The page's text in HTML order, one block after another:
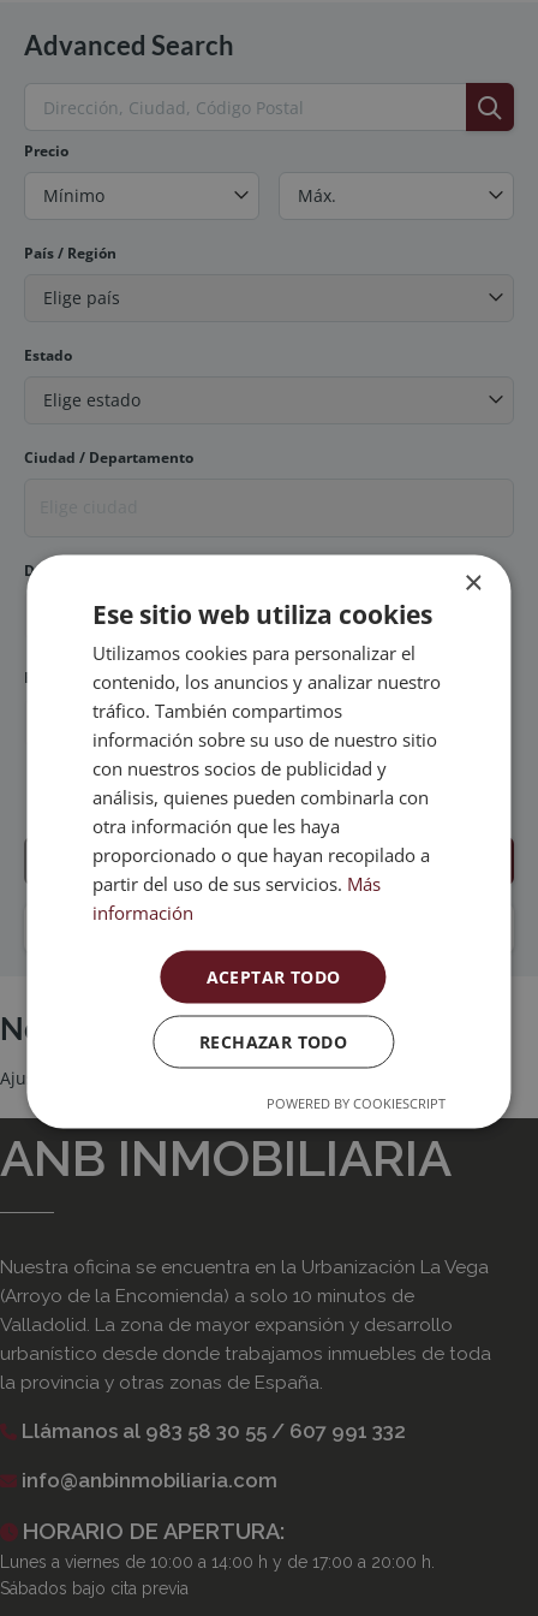
Advanced Search
Precio
Mínimo Máx.
País / Región
Elige país
Estado
Elige estado
Ciudad / Departamento
Dormitorios
Cualquier 1+ 2+ 3+ 4+
Baños
Cualquier 1+ 2+ 3+
Más filtros
Guardar búsqueda BÚSQUEDA
No hay resultados
Ajuste su búsqueda cambiando los filtros.
ANB INMOBILIARIA
Nuestra oficina se encuentra en la Urbanización La Vega
(Arroyo de la Encomienda) a solo 10 minutos de
Valladolid. La zona de mayor expansión y desarrollo
urbanístico desde donde trabajamos inmuebles de toda
la provincia y otras zonas de España.
Llámanos al 983 58 30 55 / 607 991 332
info@anbinmobiliaria.com
HORARIO DE APERTURA:
Lunes a viernes de 10:00 a 14:00 h y de 17:00 a 20:00 h.
Sábados bajo cita previa
×
Ese sitio web utiliza cookies
Utilizamos cookies para personalizar el
contenido, los anuncios y analizar nuestro
tráfico. También compartimos
información sobre su uso de nuestro sitio
con nuestros socios de publicidad y
análisis, quienes pueden combinarla con
otra información que les haya
proporcionado o que hayan recopilado a
partir del uso de sus servicios. Más
información
ACEPTAR TODO
RECHAZAR TODO
POWERED BY COOKIESCRIPT